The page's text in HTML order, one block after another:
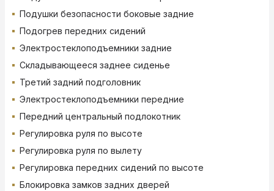
Подушки безопасности боковые задние
Подогрев передних сидений
Электростеклоподъемники задние
Складывающееся заднее сиденье
Третий задний подголовник
Электростеклоподъемники передние
Передний центральный подлокотник
Регулировка руля по высоте
Регулировка руля по вылету
Регулировка передних сидений по высоте
Блокировка замков задних дверей